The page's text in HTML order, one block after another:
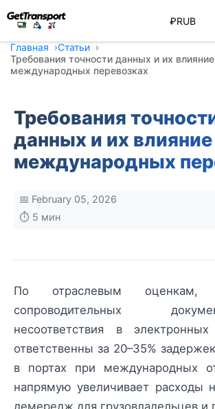
₽RUB
Главная
Статьи
Требования точности данных и их
международных перевозках
Требования
данных и их влияние
международных
📅 February 05, 2026
⏱️ 5 мин
По отраслевым
сопроводительных
несоответствия в электронных
ответственны за 20–35%
в портах при международных
напрямую увеличивает расходы
демередж для грузовладельцев и